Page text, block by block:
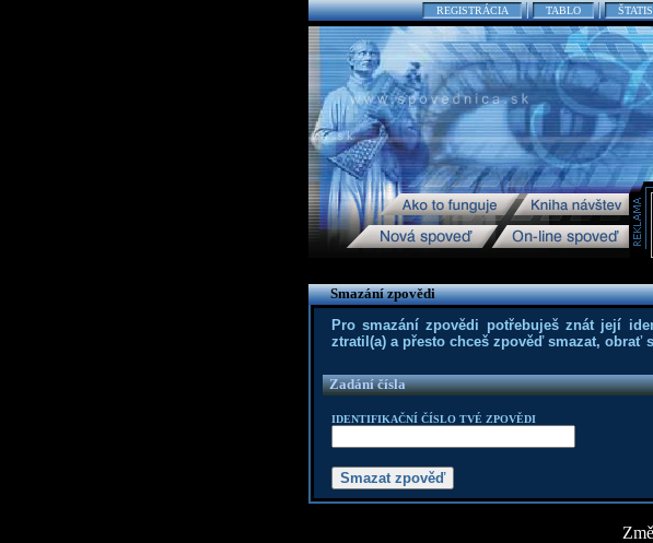
REGISTRÁCIA TABLO
Smazání zpovědi
Pro smazání zpovědi potřebuješ znát její
ztratil(a) a přesto chceš zpověď smazat, obrať
Zadání čísla
IDENTIFIKAČNÍ ČÍSLO TVÉ ZPOVĚDI